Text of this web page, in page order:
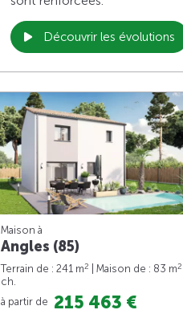
Découvrir les évolutions
Maison à
Angles (85)
Terrain de : 241 m2 | Maison de : 83 m2
ch.
à partir de 215 463 €